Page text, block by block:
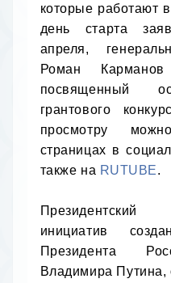
которые работают
день старта
апреля,
Роман
посвященный
грантового
просмотру
страницах в
также на RUTUBE.
инициатив
Президента
Владимира Путина,